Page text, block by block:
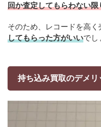
回か査定してもらわない
そのため、レコードを高く
してもらった方がいいでし
持ち込み買取のデメリ